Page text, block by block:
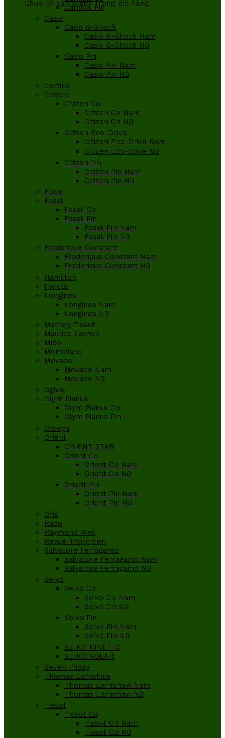
Chưa có sản phẩm trong giỏ hàng.
Carnival Pin
Casio
Casio G-Shock
Casio G-Shock Nam
Casio G-Shock Nữ
Casio Pin
Casio Pin Nam
Casio Pin Nữ
Certina
Citizen
Citizen Cơ
Citizen Cơ Nam
Citizen Cơ Nữ
Citizen Eco-Drive
Citizen Eco-Drive Nam
Citizen Eco-Drive Nữ
Citizen Pin
Citizen Pin Nam
Citizen Pin Nữ
Edox
Fossil
Fossil Cơ
Fossil Pin
Fossil Pin Nam
Fossil Pin Nữ
Frederique Constant
Frederique Constant Nam
Frederique Constant Nữ
Hamilton
Invicta
Longines
Longines Nam
Longines Nữ
Mathey Tissot
Maurice Lacroix
Mido
Montblanc
Movado
Movado Nam
Movado Nữ
Ogival
Olym Pianus
Olym Pianus Cơ
Olym Pianus Pin
Omega
Orient
ORIENT STAR
Orient Cơ
Orient Cơ Nam
Orient Cơ Nữ
Orient Pin
Orient Pin Nam
Orient Pin Nữ
Oris
Rado
Raymond Weil
Revue Thommen
Salvatore Ferragamo
Salvatore Ferragamo Nam
Salvatore Ferragamo Nữ
Seiko
Seiko Cơ
Seiko Cơ Nam
Seiko Cơ Nữ
Seiko Pin
Seiko Pin Nam
Seiko Pin Nữ
SEIKO KINETIC
SEIKO SOLAR
Seven Friday
Thomas Earnshaw
Thomas Earnshaw Nam
Thomas Earnshaw Nữ
Tissot
Tissot Cơ
Tissot Cơ Nam
Tissot Cơ Nữ